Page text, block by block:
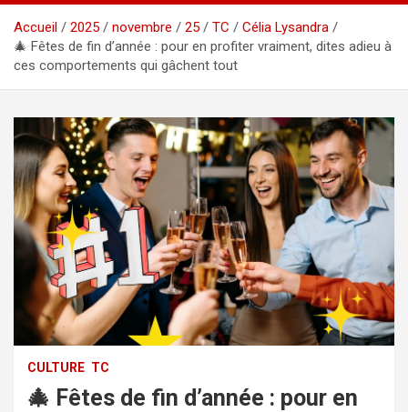
Accueil 2025 novembre 25 TC
Célia Lysandra
🎄 Fêtes de fin d’année : pour en profiter vraiment, dites adieu à
ces comportements qui gâchent tout
CULTURE TC
🎄 Fêtes de fin d’année : pour en